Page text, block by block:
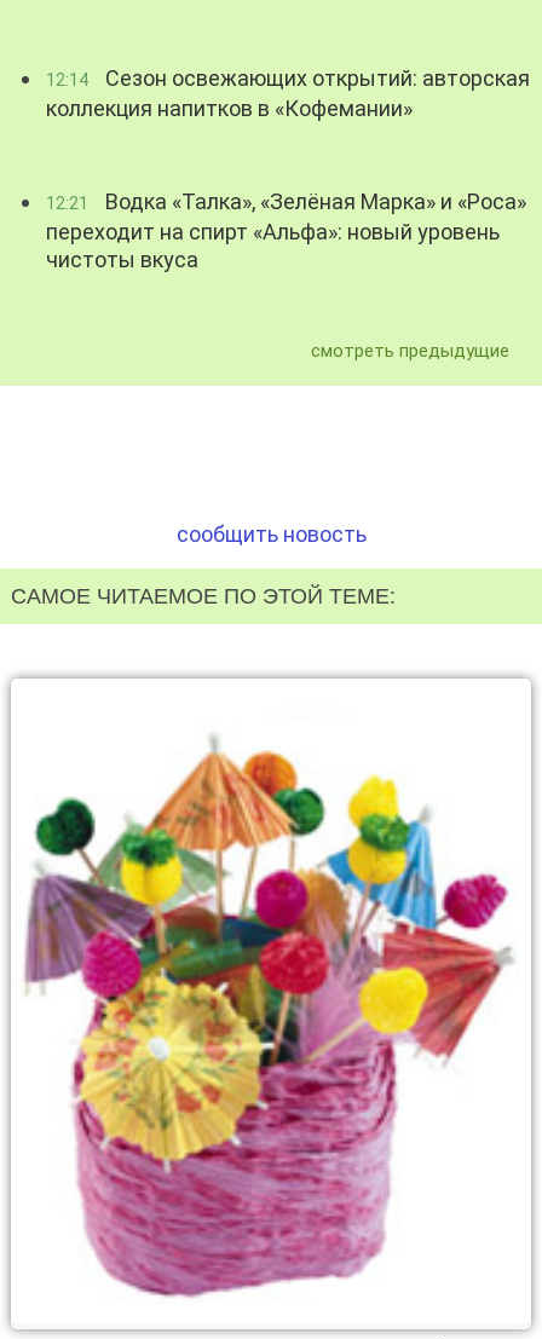
12:14
Сезон освежающих открытий: авторская
коллекция напитков в «Кофемании»
12:21
Водка «Талка», «Зелёная Марка» и «Роса»
переходит на спирт «Альфа»: новый уровень
чистоты вкуса
смотреть предыдущие
сообщить новость
САМОЕ ЧИТАЕМОЕ ПО ЭТОЙ ТЕМЕ: